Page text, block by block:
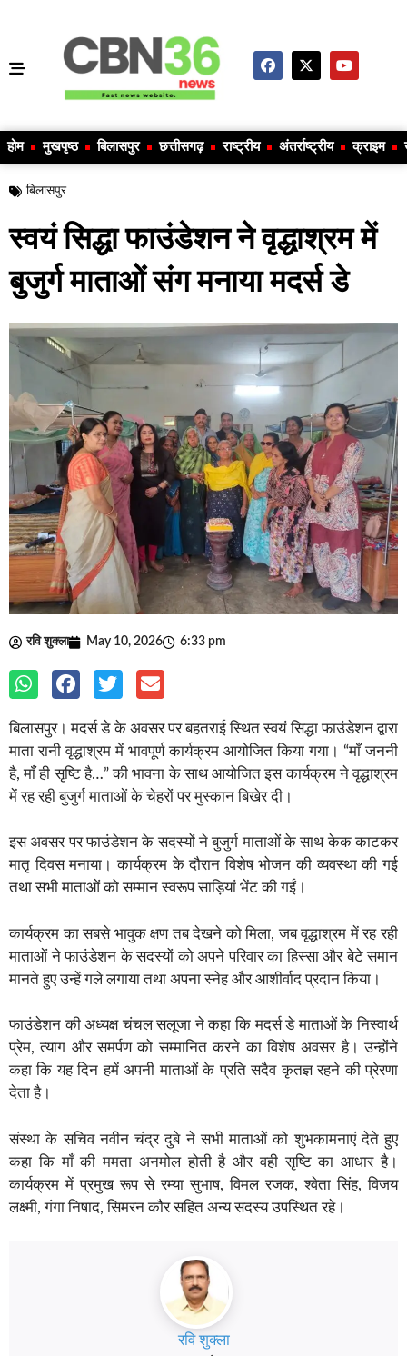
होम मुखपृष्ठ बिलासपुर छत्तीसगढ़ राष्ट्रीय अंतर्राष्ट्रीय क्राइम
बिलासपुर
स्वयं सिद्धा फाउंडेशन ने वृद्धाश्रम में
बुजुर्ग माताओं संग मनाया मदर्स डे
रवि शुक्ला May 10, 2026 6:33 pm
बिलासपुर। मदर्स डे के अवसर पर बहतराई स्थित स्वयं सिद्धा फाउंडेशन द्वारा
माता रानी वृद्धाश्रम में भावपूर्ण कार्यक्रम आयोजित किया गया। “माँ जननी
है, माँ ही सृष्टि है…” की भावना के साथ आयोजित इस कार्यक्रम ने वृद्धाश्रम
में रह रही बुजुर्ग माताओं के चेहरों पर मुस्कान बिखेर दी।
इस अवसर पर फाउंडेशन के सदस्यों ने बुजुर्ग माताओं के साथ केक काटकर
मातृ दिवस मनाया। कार्यक्रम के दौरान विशेष भोजन की व्यवस्था की गई
तथा सभी माताओं को सम्मान स्वरूप साड़ियां भेंट की गईं।
कार्यक्रम का सबसे भावुक क्षण तब देखने को मिला, जब वृद्धाश्रम में रह रही
माताओं ने फाउंडेशन के सदस्यों को अपने परिवार का हिस्सा और बेटे समान
मानते हुए उन्हें गले लगाया तथा अपना स्नेह और आशीर्वाद प्रदान किया।
फाउंडेशन की अध्यक्ष चंचल सलूजा ने कहा कि मदर्स डे माताओं के निस्वार्थ
प्रेम, त्याग और समर्पण को सम्मानित करने का विशेष अवसर है। उन्होंने
कहा कि यह दिन हमें अपनी माताओं के प्रति सदैव कृतज्ञ रहने की प्रेरणा
देता है।
संस्था के सचिव नवीन चंद्र दुबे ने सभी माताओं को शुभकामनाएं देते हुए
कहा कि माँ की ममता अनमोल होती है और वही सृष्टि का आधार है।
कार्यक्रम में प्रमुख रूप से रम्या सुभाष, विमल रजक, श्वेता सिंह, विजय
लक्ष्मी, गंगा निषाद, सिमरन कौर सहित अन्य सदस्य उपस्थित रहे।
रवि शुक्ला